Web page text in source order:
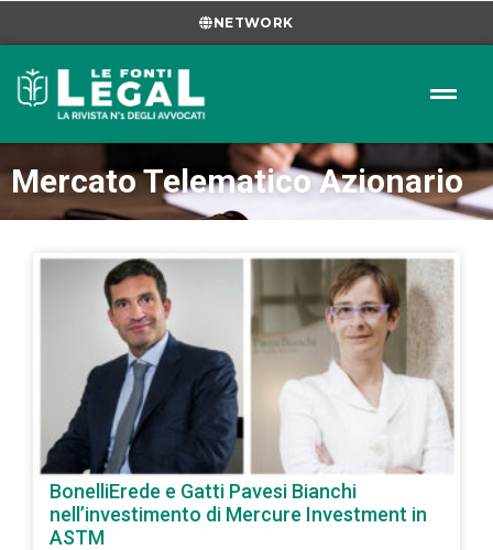
NETWORK
Mercato Telematico Azionario
BonelliErede e Gatti Pavesi Bianchi
nell’investimento di Mercure Investment in
ASTM